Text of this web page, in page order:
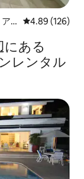
レビュー126
4.89 (126)
に⁠あ⁠る
レ⁠ン⁠タ⁠ル